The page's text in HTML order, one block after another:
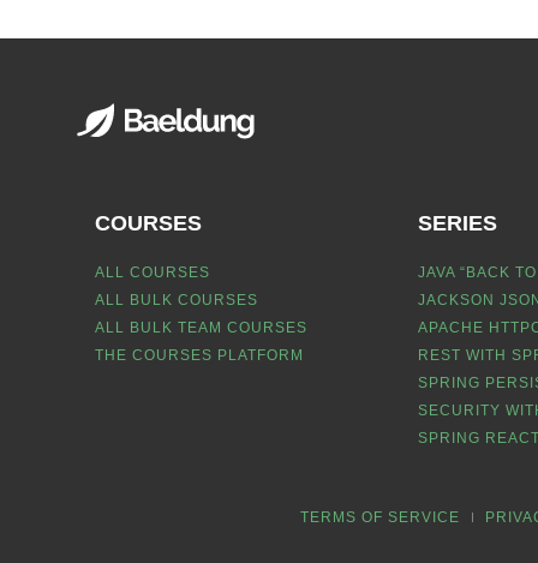
COURSES
ALL COURSES
ALL BULK COURSES
ALL BULK TEAM COURSES
THE COURSES PLATFORM
SERIES
JAVA “BACK
JACKSON
APACHE
REST WITH
SPRING
SECURITY
SPRING
TERMS OF SERVICE